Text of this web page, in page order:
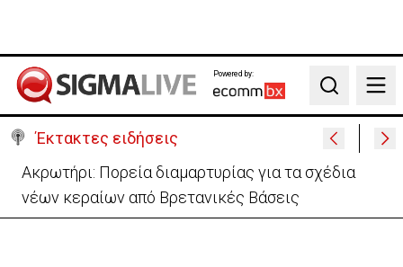
Powered by:
Search
Έκτακτες ειδήσεις
«Πόλεμος» Σάντσεθ-Μελόνι λόγω της Θέουτα:
Ελέγχους και από Ισπανία στα σύνορα